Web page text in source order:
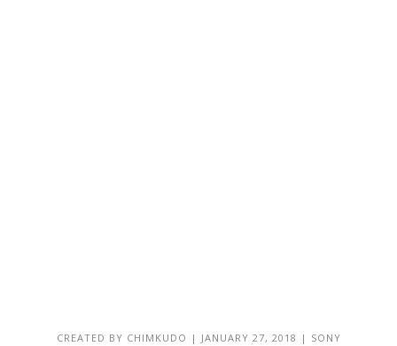
CREATED BY CHIMKUDO | JANUARY 27, 2018 | SONY